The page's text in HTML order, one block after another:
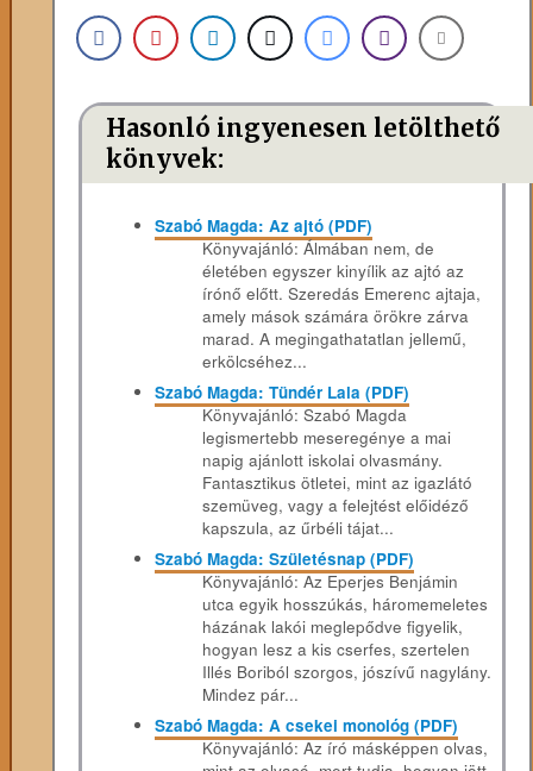
Hasonló ingyenesen letölthető
könyvek:
Szabó Magda: Az ajtó (PDF)
Könyvajánló: Álmában nem, de
életében egyszer kinyílik az ajtó az
írónő előtt. Szeredás Emerenc ajtaja,
amely mások számára örökre zárva
marad. A megingathatatlan jellemű,
erkölcséhez...
Szabó Magda: Tündér Lala (PDF)
Könyvajánló: Szabó Magda
legismertebb meseregénye a mai
napig ajánlott iskolai olvasmány.
Fantasztikus ötletei, mint az igazlátó
szemüveg, vagy a felejtést előidéző
kapszula, az űrbéli tájat...
Szabó Magda: Születésnap (PDF)
Könyvajánló: Az ​Eperjes Benjámin
utca egyik hosszúkás, háromemeletes
házának lakói meglepődve figyelik,
hogyan lesz a kis cserfes, szertelen
Illés Boriból szorgos, jószívű nagylány.
Mindez pár...
Szabó Magda: A ​csekei monológ (PDF)
Könyvajánló: Az ​író másképpen olvas,